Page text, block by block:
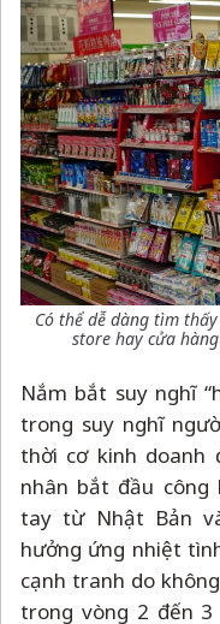
Có thể dễ dàng tìm
store hay cửa
Nắm bắt suy nghĩ
trong suy nghĩ
thời cơ kinh doanh
nhân bắt đầu công
tay từ Nhật Bản
hưởng ứng nhiệt
cạnh tranh do
trong vòng 2 đến